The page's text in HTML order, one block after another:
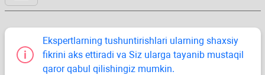
Ekspertlarning tushuntirishlari ularning shaхsiy
fikrini aks ettiradi va Siz ularga tayanib mustaqil
qaror qabul qilishingiz mumkin.